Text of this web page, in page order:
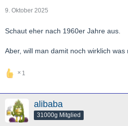
9. Oktober 2025
Schaut eher nach 1960er Jahre aus.
Aber, will man damit noch wirklich was
1
alibaba
31000g Mitglied